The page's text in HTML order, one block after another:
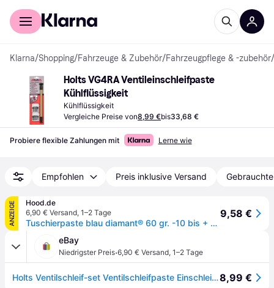
Für Shopper
Klarna/Shopping/Fahrzeuge & Zubehör/Fahrzeugpflege & -zubehör/
Holts VG4RA Ventileinschleifpaste
Kühlflüssigkeit
Kühlflüssigkeit
Vergleiche Preise von8,99 €bis33,68 €
Probiere flexible Zahlungen mit Lerne wie
Empfohlen Preis inklusive Versand
ANZEIGE
Hood.de
6,90 € Versand, 1–2 Tage
Tuschierpaste blau diamant® 60 gr. -10 bis + 40°C Oberflächenkontrolle
9,58 €
eBay
Niedrigster Preis·6,90 € Versand, 1–2 Tage
Holts Ventilschleif-set Ventilschleifpaste Einschleifpaste +werkzeug Vg4ra8,99 €